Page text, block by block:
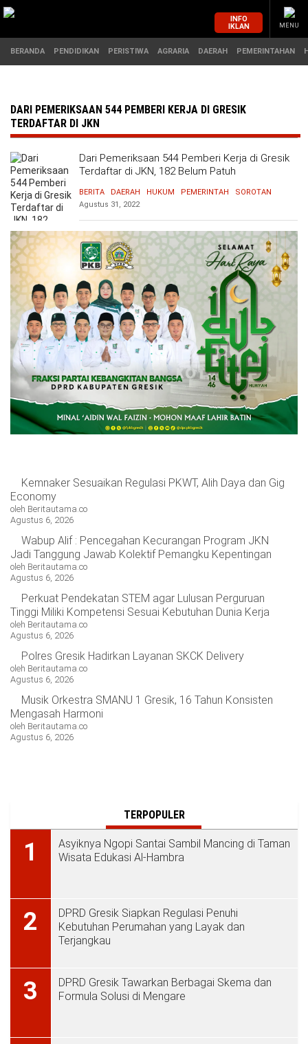
MASUK
BERANDA
PERISTIWA
AGRARIA
DAERAH
PEMERINTAHAN
OPINI
PENDIDIKAN
HUKUM
EKONOMI
OLAHRAGA
PENDIDIKAN
HIBURAN
BERITABARU.CO
KABARBARU.CO
SERIKATNEWS.COM
PEWARTANUSANTARA.COM
LANGGAR.CO
JOBNAS.COM
SURAU.CO
REDAKSI
TENTANG
KERJASAMA
PEDOMAN
MEDIA
CYBER
INFO
IKLAN
MENU
BERANDA PENDIDIKAN PERISTIWA AGRARIA DAERAH PEMERINTAHAN
DARI PEMERIKSAAN 544 PEMBERI KERJA DI GRESIK
TERDAFTAR DI JKN
Dari Pemeriksaan 544 Pemberi Kerja di Gresik
Terdaftar di JKN, 182 Belum Patuh
BERITA DAERAH HUKUM PEMERINTAH
SOROTAN
Agustus 31, 2022
Kemnaker Sesuaikan Regulasi PKWT, Alih Daya dan Gig
Economy
oleh Beritautama.co
Agustus 6, 2026
Wabup Alif : Pencegahan Kecurangan Program JKN
Jadi Tanggung Jawab Kolektif Pemangku Kepentingan
oleh Beritautama.co
Agustus 6, 2026
Perkuat Pendekatan STEM agar Lulusan Perguruan
Tinggi Miliki Kompetensi Sesuai Kebutuhan Dunia Kerja
oleh Beritautama.co
Agustus 6, 2026
Polres Gresik Hadirkan Layanan SKCK Delivery
oleh Beritautama.co
Agustus 6, 2026
Musik Orkestra SMANU 1 Gresik, 16 Tahun Konsisten
Mengasah Harmoni
oleh Beritautama.co
Agustus 6, 2026
TERPOPULER
1
Asyiknya Ngopi Santai Sambil Mancing di Taman
Wisata Edukasi Al-Hambra
2
DPRD Gresik Siapkan Regulasi Penuhi
Kebutuhan Perumahan yang Layak dan
Terjangkau
3
DPRD Gresik Tawarkan Berbagai Skema dan
Formula Solusi di Mengare